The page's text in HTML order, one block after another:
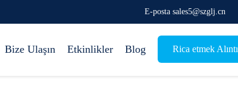
E-posta sales5@szglj.cn
Bize Ulaşın Etkinlikler Blog Rica etmek Alıntı